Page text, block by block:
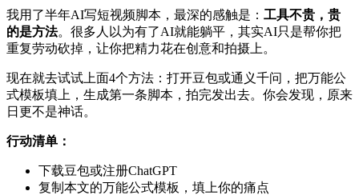
我用了半年AI写短视频脚本，最深的感触是： 工具不贵，贵
的是方法。很多人以为有了AI就能躺平，其实AI只是帮你把
重复劳动砍掉，让你把精力花在创意和拍摄上。
现在就去试试上面4个方法：打开豆包或通义千问，把万能公
式模板填上，生成第一条脚本，拍完发出去。你会发现，原来
日更不是神话。
行动清单：
下载豆包或注册ChatGPT
复制本文的万能公式模板，填上你的痛点